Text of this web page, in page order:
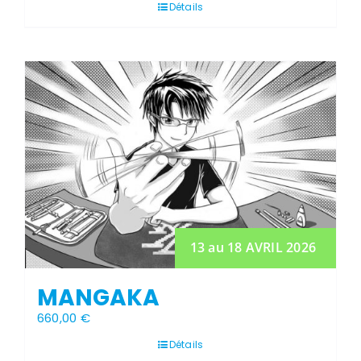
prix :
Détails
13 au 18 AVRIL 2026
MANGAKA
660,00 €
Détails